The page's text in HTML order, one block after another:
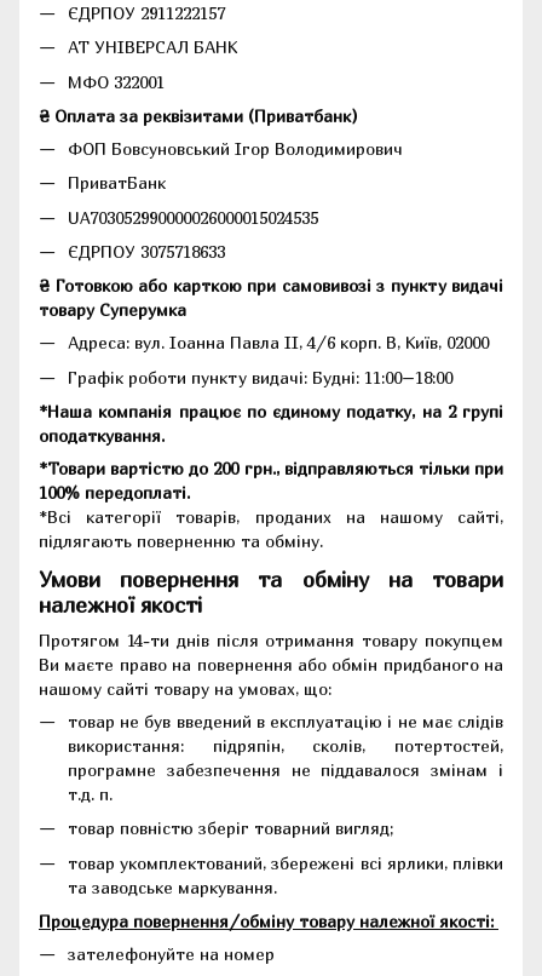
ЄДРПОУ 2911222157
АТ УНІВЕРСАЛ БАНК
МФО 322001
₴ Оплата за реквізитами (Приватбанк)
ФОП Бовсуновський Ігор Володимирович
ПриватБанк
UA703052990000026000015024535
ЄДРПОУ 3075718633
₴ Готовкою або карткою при самовивозі з пункту видачі
товару Суперумка
Адреса: вул. Іоанна Павла II, 4/6 корп. В, Київ, 02000
Графік роботи пункту видачі: Будні: 11:00–18:00
*Наша компанія працює по єдиному податку, на 2 групі
оподаткування.
*Товари вартістю до 200 грн., відправляються тільки при
100% передоплаті.
*Всі категорії товарів, проданих на нашому сайті,
підлягають поверненню та обміну.
Умови повернення та обміну на товари
належної якості
Протягом 14-ти днів після отримання товару покупцем
Ви маєте право на повернення або обмін придбаного на
нашому сайті товару на умовах, що:
товар не був введений в експлуатацію і не має слідів
використання: підряпін, сколів, потертостей,
програмне забезпечення не піддавалося змінам і
т.д. п.
товар повністю зберіг товарний вигляд;
товар укомплектований, збережені всі ярлики, плівки
та заводське маркування.
Процедура повернення/обміну товару належної якості:
зателефонуйте на номер